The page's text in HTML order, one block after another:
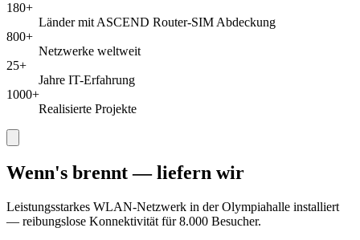
180+
Länder mit ASCEND Router-SIM Abdeckung
800+
Netzwerke weltweit
25+
Jahre IT-Erfahrung
1000+
Realisierte Projekte
Wenn's brennt — liefern wir
Leistungsstarkes WLAN-Netzwerk in der Olympiahalle installiert
— reibungslose Konnektivität für 8.000 Besucher.